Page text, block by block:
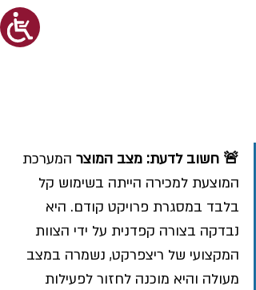
🚨 חשוב לדעת: מצב המוצר המערכת
המוצעת למכירה הייתה בשימוש קל
בלבד במסגרת פרויקט קודם. היא
נבדקה בצורה קפדנית על ידי הצוות
המקצועי של ריצפרקט, נשמרה במצב
מעולה והיא מוכנה לחזור לפעילות